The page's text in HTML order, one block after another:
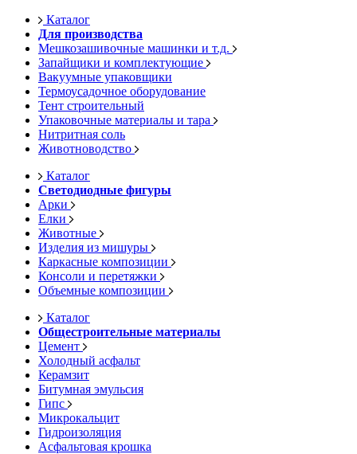
Каталог
Для производства
Мешкозашивочные машинки и т.д.
Запайщики и комплектующие
Вакуумные упаковщики
Термоусадочное оборудование
Тент строительный
Упаковочные материалы и тара
Нитритная соль
Животноводство
Каталог
Светодиодные фигуры
Арки
Елки
Животные
Изделия из мишуры
Каркасные композиции
Консоли и перетяжки
Объемные композиции
Каталог
Общестроительные материалы
Цемент
Холодный асфальт
Керамзит
Битумная эмульсия
Гипс
Микрокальцит
Гидроизоляция
Асфальтовая крошка